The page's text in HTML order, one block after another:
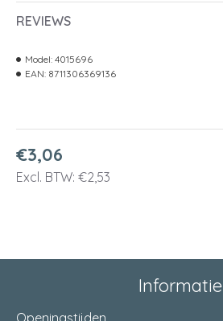
REVIEWS
€3,06
Excl. BTW: €2,53
Model: 4015696
EAN: 8711306369136
Informatie
Openingstijden